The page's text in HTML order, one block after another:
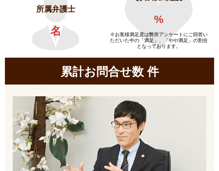
所属弁護士
名
%
※お客様満足度は弊所アンケートにご回答い
ただいた中の「満足」、「やや満足」の割合
となっております。
累計お問合せ数件